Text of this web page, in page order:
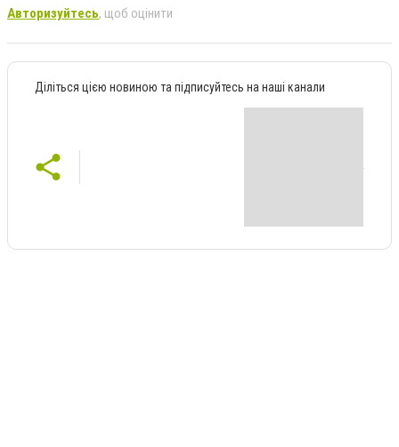
Авторизуйтесь, щоб оцінити
Діліться цією новиною та підписуйтесь на наші канали